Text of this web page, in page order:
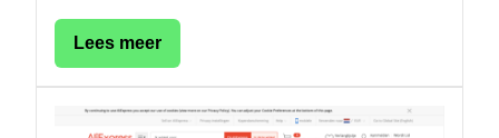
Lees meerLees
meer